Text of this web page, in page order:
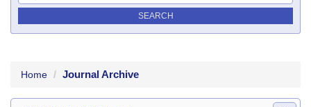
Home Journal Archive